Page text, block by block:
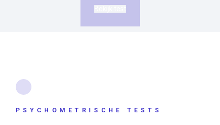
PSYCHOMETRISCHE TESTS